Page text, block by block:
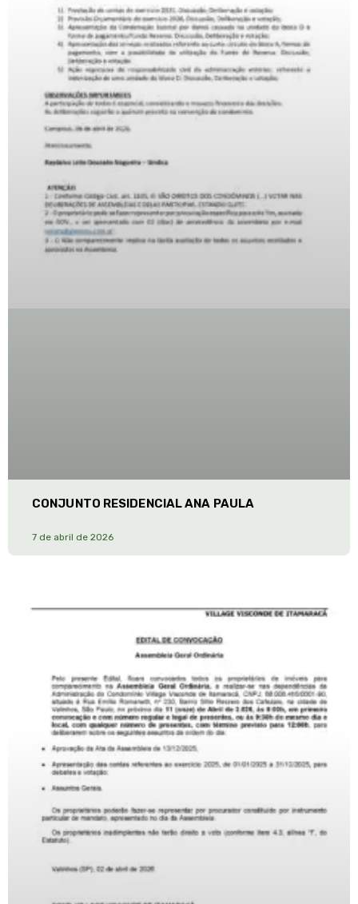
CONJUNTO RESIDENCIAL ANA PAULA
7 de abril de 2026